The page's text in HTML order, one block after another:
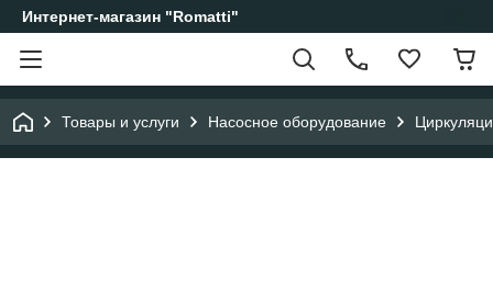
Интернет-магазин "Romatti"
Товары и услуги Насосное оборудование